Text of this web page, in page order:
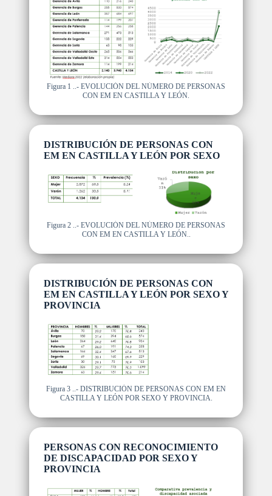
Figura 1 ..- EVOLUCIÓN DEL NÚMERO DE PERSONAS
CON EM EN CASTILLA Y LEÓN.
DISTRIBUCIÓN DE PERSONAS CON
EM EN CASTILLA Y LEÓN POR SEXO
Figura 2 ..- EVOLUCIÓN DEL NÚMERO DE PERSONAS
CON EM EN CASTILLA Y LEÓN..
DISTRIBUCIÓN DE PERSONAS CON
EM EN CASTILLA Y LEÓN POR SEXO Y
PROVINCIA
Figura 3 ..- DISTRIBUCIÓN DE PERSONAS CON EM EN
CASTILLA Y LEÓN POR SEXO Y PROVINCIA.
PERSONAS CON RECONOCIMIENTO
DE DISCAPACIDAD POR SEXO Y
PROVINCIA